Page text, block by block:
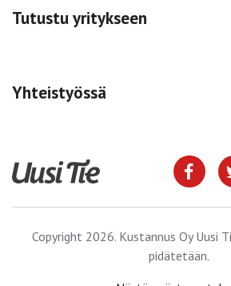
Tutustu yritykseen
Yhteistyössä
Copyright 2026. Kustannus Oy Uusi
pidätetään.